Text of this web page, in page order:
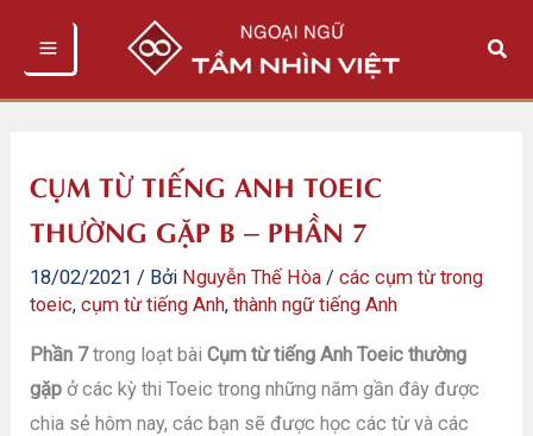
Tìm
CỤM TỪ TIẾNG ANH TOEIC
THƯỜNG GẶP B – PHẦN 7
18/02/2021 / Bởi Nguyễn Thế Hòa /các cụm từ trong
toeic,cụm từ tiếng Anh,thành ngữ tiếng Anh
Phần 7trong loạt bàiCụm từ tiếng Anh Toeic thường
gặp ở các kỳ thi Toeic trong những năm gần đây được
chia sẻ hôm nay, các bạn sẽ được học các từ và các